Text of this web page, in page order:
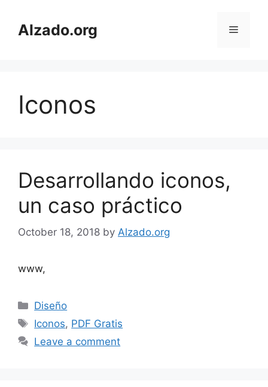
contentAlzado.org Menu
Iconos
Desarrollando iconos,
un caso práctico
October 18, 2018 by Alzado.org
www,
Categories
Diseño
Tags
Iconos, PDF Gratis
Leave a comment